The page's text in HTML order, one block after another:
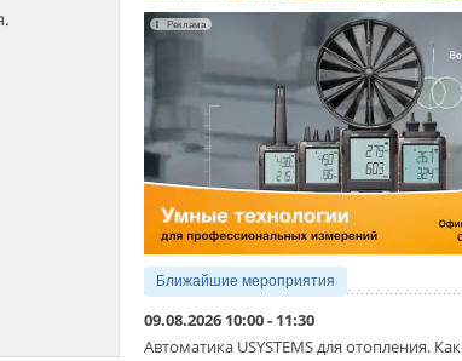
Реклама
Ближайшие мероприятия
09.08.2026 10:00 - 11:30
Автоматика USYSTEMS для отопления. Как